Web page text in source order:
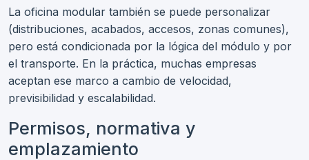
La oficina modular también se puede personalizar
(distribuciones, acabados, accesos, zonas comunes),
pero está condicionada por la lógica del módulo y por
el transporte. En la práctica, muchas empresas
aceptan ese marco a cambio de velocidad,
previsibilidad y escalabilidad.
Permisos, normativa y
emplazamiento